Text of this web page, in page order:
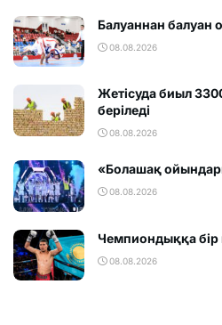
Балуаннан балуан
08.08.2026
Жетісуда биыл
беріледі
08.08.2026
«Болашақ
08.08.2026
Чемпиондыққа бір
08.08.2026